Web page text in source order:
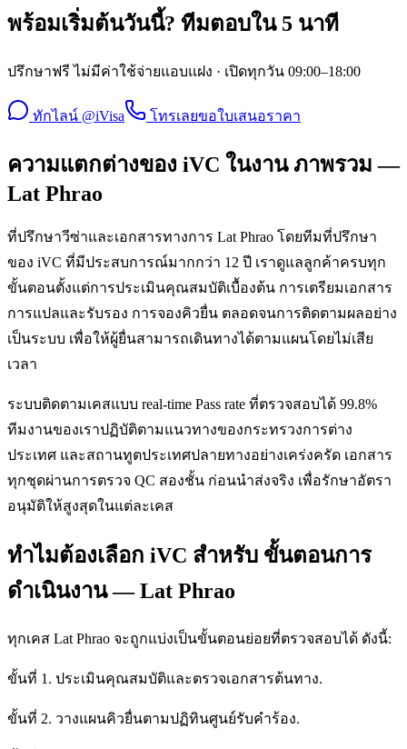
พร้อมเริ่มต้นวันนี้? ทีมตอบใน 5 นาที
ปรึกษาฟรี ไม่มีค่าใช้จ่ายแอบแฝง · เปิดทุกวัน 09:00–18:00
ทักไลน์ @iVisa โทรเลยขอใบเสนอราคา
ความแตกต่างของ iVC ในงาน ภาพรวม —
Lat Phrao
ที่ปรึกษาวีซ่าและเอกสารทางการ Lat Phrao โดยทีมที่ปรึกษา
ของ iVC ที่มีประสบการณ์มากกว่า 12 ปี เราดูแลลูกค้าครบทุก
ขั้นตอนตั้งแต่การประเมินคุณสมบัติเบื้องต้น การเตรียมเอกสาร
การแปลและรับรอง การจองคิวยื่น ตลอดจนการติดตามผลอย่าง
เป็นระบบ เพื่อให้ผู้ยื่นสามารถเดินทางได้ตามแผนโดยไม่เสีย
เวลา
ระบบติดตามเคสแบบ real-time Pass rate ที่ตรวจสอบได้ 99.8%
ทีมงานของเราปฏิบัติตามแนวทางของกระทรวงการต่าง
ประเทศ และสถานทูตประเทศปลายทางอย่างเคร่งครัด เอกสาร
ทุกชุดผ่านการตรวจ QC สองชั้น ก่อนนำส่งจริง เพื่อรักษาอัตรา
อนุมัติให้สูงสุดในแต่ละเคส
ทำไมต้องเลือก iVC สำหรับ ขั้นตอนการ
ดำเนินงาน — Lat Phrao
ทุกเคส Lat Phrao จะถูกแบ่งเป็นขั้นตอนย่อยที่ตรวจสอบได้ ดังนี้:
ขั้นที่ 1. ประเมินคุณสมบัติและตรวจเอกสารต้นทาง.
ขั้นที่ 2. วางแผนคิวยื่นตามปฏิทินศูนย์รับคำร้อง.